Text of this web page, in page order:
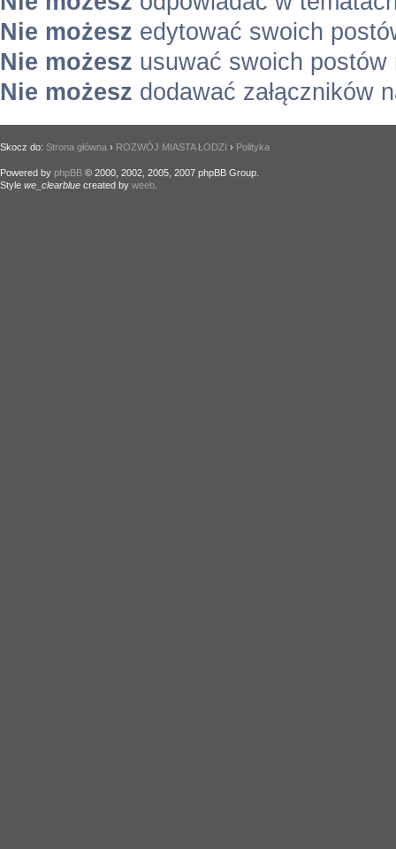
Nie możesz edytować swoich
Nie możesz usuwać swoich postów
Nie możesz dodawać załączników
Skocz do: Strona główna › ROZWÓJ MIASTA ŁODZI › Polityka
Powered by phpBB © 2000, 2002, 2005, 2007 phpBB Group.
Style we_clearblue created by weeb